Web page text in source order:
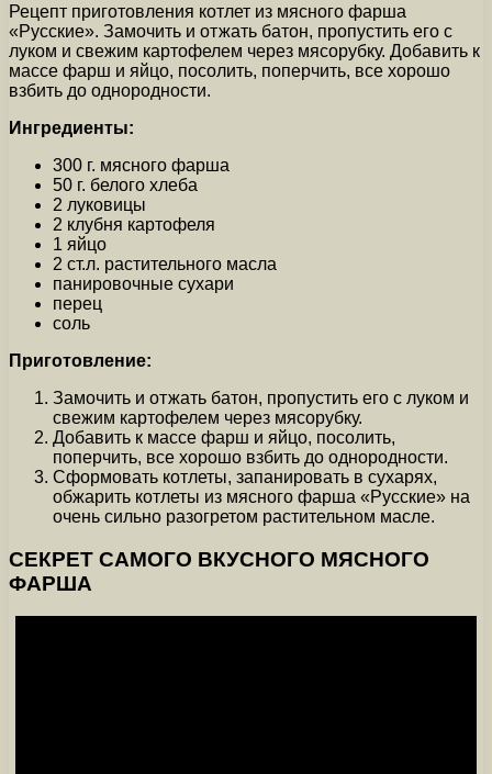
Рецепт приготовления котлет из мясного фарша
«Русские». Замочить и отжать батон, пропустить его с
луком и свежим картофелем через мясорубку. Добавить к
массе фарш и яйцо, посолить, поперчить, все хорошо
взбить до однородности.
Ингредиенты:
300 г. мясного фарша
50 г. белого хлеба
2 луковицы
2 клубня картофеля
1 яйцо
2 ст.л. растительного масла
панировочные сухари
перец
соль
Приготовление:
Замочить и отжать батон, пропустить его с луком и
свежим картофелем через мясорубку.
Добавить к массе фарш и яйцо, посолить,
поперчить, все хорошо взбить до однородности.
Сформовать котлеты, запанировать в сухарях,
обжарить котлеты из мясного фарша «Русские» на
очень сильно разогретом растительном масле.
СЕКРЕТ САМОГО ВКУСНОГО МЯСНОГО
ФАРША